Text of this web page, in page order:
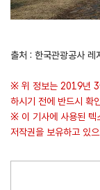
출처 : 한국관광공사 레
※ 위 정보는 2019년 3
하시기 전에 반드시 확
※ 이 기사에 사용된 텍
저작권을 보유하고 있